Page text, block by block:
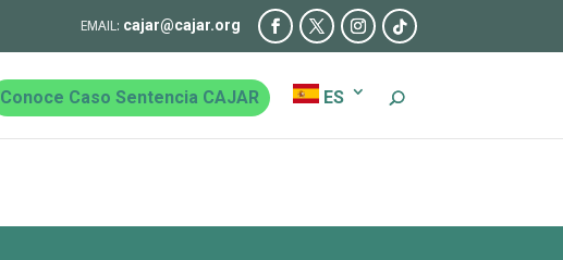
cajar@cajar.org
Conoce Caso Sentencia CAJAR ES